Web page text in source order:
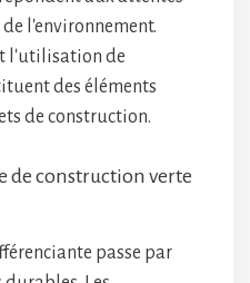
l'environnement.
l'utilisation de
des éléments
de construction.
de construction verte
passe par